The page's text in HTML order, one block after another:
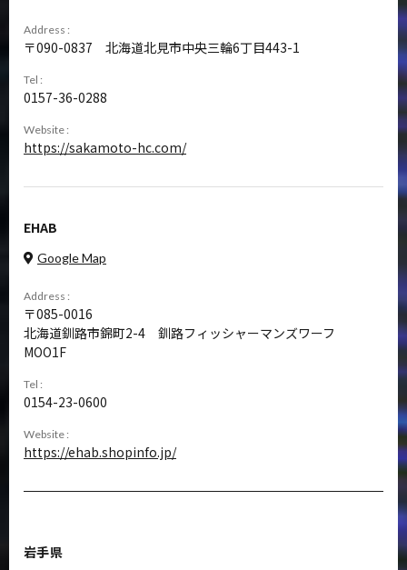
Address :
090-0837 北海道北見市中央三輪6丁目443-1
Tel :
0157-36-0288
Website :
https://sakamoto-hc.com/
EHAB
Google Map
Address :
085-0016
北海道釧路市錦町2-4 釧路フィッシャーマンズワーフ
MOO1F
Tel :
0154-23-0600
Website :
https://ehab.shopinfo.jp/
岩手県